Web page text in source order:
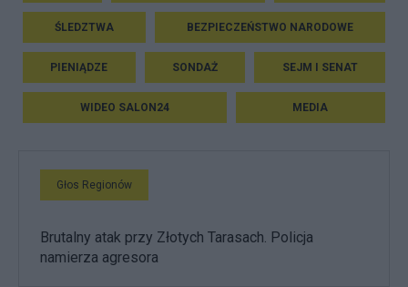
ŚLEDZTWA BEZPIECZEŃSTWO NARODOWE
PIENIĄDZE SONDAŻ SEJM I SENAT
WIDEO SALON24 MEDIA
Głos Regionów
Brutalny atak przy Złotych Tarasach. Policja
namierza agresora